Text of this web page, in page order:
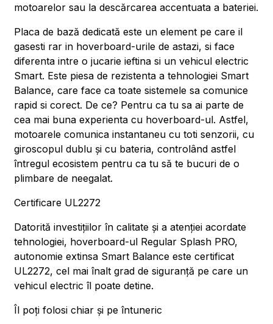
motoarelor sau la descărcarea accentuata a bateriei.
Placa de bază dedicată este un element pe care il
gasesti rar in hoverboard-urile de astazi, si face
diferenta intre o jucarie ieftina si un vehicul electric
Smart. Este piesa de rezistenta a tehnologiei Smart
Balance, care face ca toate sistemele sa comunice
rapid si corect. De ce? Pentru ca tu sa ai parte de
cea mai buna experienta cu hoverboard-ul. Astfel,
motoarele comunica instantaneu cu toti senzorii, cu
giroscopul dublu și cu bateria, controlând astfel
întregul ecosistem pentru ca tu să te bucuri de o
plimbare de neegalat.
Certificare UL2272
Datorită investițiilor în calitate și a atenției acordate
tehnologiei, hoverboard-ul Regular Splash PRO,
autonomie extinsa Smart Balance este certificat
UL2272, cel mai înalt grad de siguranță pe care un
vehicul electric îl poate detine.
Îl poți folosi chiar și pe întuneric